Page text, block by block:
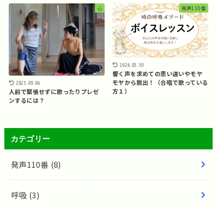
心
2025.09.06
人前で緊張せずに歌ったりプレゼ
ンするには？
発声110番
2026.05.30
響く声を求めての思い違いやモヤ
モヤから脱出！（合唱で歌っている
方１）
カテゴリー
発声110番 (8)
呼吸 (3)